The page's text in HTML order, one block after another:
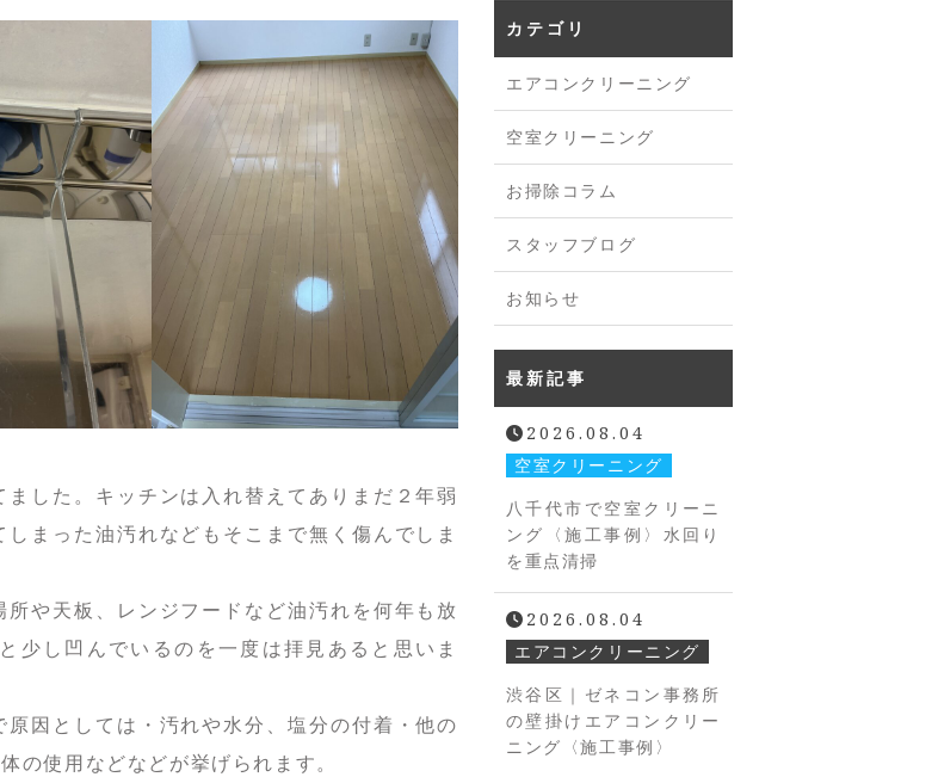
した。キッチンは入れ替えてありまだ２年弱
まった油汚れなどもそこまで無く傷んでしま
や天板、レンジフードなど油汚れを何年も放
少し凹んでいるのを一度は拝見あると思いま
因としては・汚れや水分、塩分の付着・他の
の使用などなどが挙げられます。
カテゴリ
エアコンクリーニング
空室クリーニング
お掃除コラム
スタッフブログ
お知らせ
最新記事
2026.08.04
空室クリーニング
八千代市で空室クリーニ
ング〈施工事例〉水回り
を重点清掃
2026.08.04
エアコンクリーニング
渋谷区｜ゼネコン事務所
の壁掛けエアコンクリー
ニング〈施工事例〉